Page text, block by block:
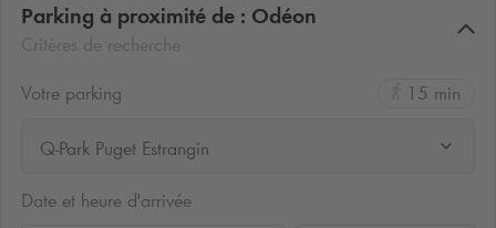
Parking à proximité de : Odéon
Votre parking
15 min
Q-Park Puget Estrangin
Date et heure d'arrivée